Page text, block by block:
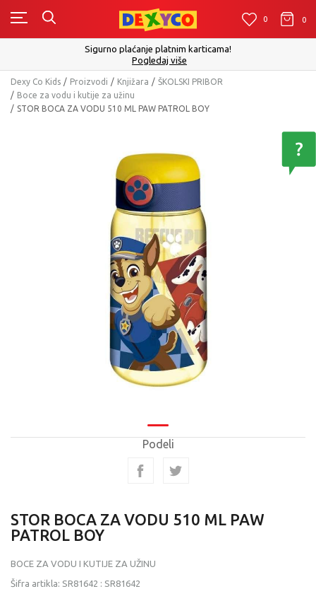
0 0
Sigurno plaćanje platnim karticama!
Pogledaj više
Dexy Co Kids Proizvodi Knjižara
ŠKOLSKI PRIBOR
Boce za vodu i kutije za užinu
STOR BOCA ZA VODU 510 ML PAW PATROL BOY
Podeli
STOR BOCA ZA VODU 510 ML PAW
PATROL BOY
BOCE ZA VODU I KUTIJE ZA UŽINU
Šifra artikla: SR81642 : SR81642